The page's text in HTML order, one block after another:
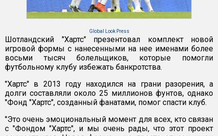
Global Look Press
Шотландский "Хартс" презентовал комплект новой
игровой формы с нанесенными на нее именами более
восьми тысяч болельщиков, которые помогли
футбольному клубу избежать банкротства.
"Хартс" в 2013 году находился на грани разорения, а
долги составляли около 25 миллионов фунтов, однако
"Фонд "Хартс", созданный фанатами, помог спасти клуб.
"Это очень эмоциональный момент для всех, кто связан
с "Фондом "Хартс", и мы очень рады, что этот проект